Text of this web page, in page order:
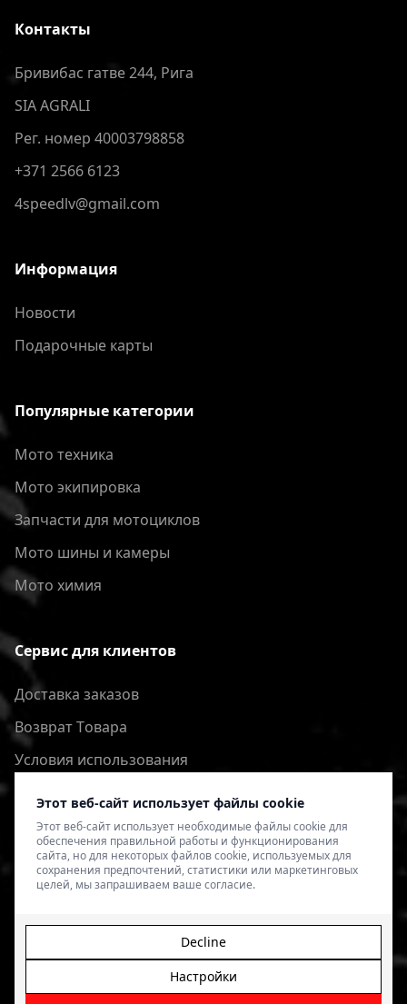
Этот веб-сайт использует файлы cookie
Этот веб-сайт использует необходимые файлы cookie для
обеспечения правильной работы и функционирования
сайта, но для некоторых файлов cookie, используемых для
сохранения предпочтений, статистики или маркетинговых
целей, мы запрашиваем ваше согласие.
Настройки
Decline
Контакты
Бривибас гатве 244, Рига
SIA AGRALI
Рег. номер 40003798858
+371 2566 6123
4speedlv@gmail.com
Информация
Новости
Подарочные карты
Популярные категории
Мото техника
Мото экипировка
Запчасти для мотоциклов
Мото шины и камеры
Мото химия
Сервис для клиентов
Доставка заказов
Bозврат Tовара
Условия использования
Политика конфиденциальности
© 2026 4SPEED.LV. Visas tiesības aizsargātas.
veikala izveide - Magecode.